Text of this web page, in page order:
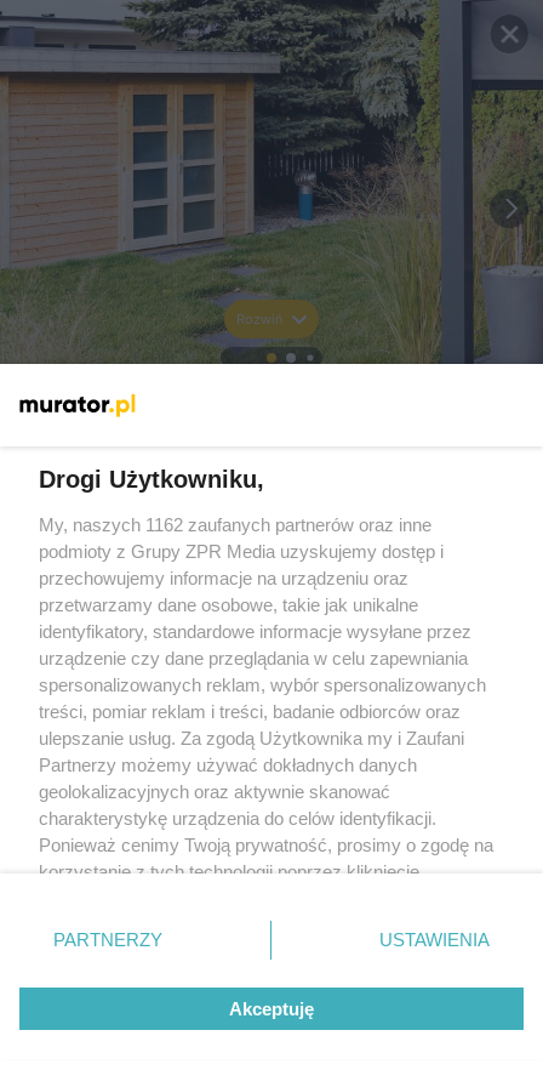
Rozwiń
Drogi Użytkowniku,
My, naszych 1162 zaufanych partnerów oraz inne
podmioty z Grupy ZPR Media uzyskujemy dostęp i
przechowujemy informacje na urządzeniu oraz
przetwarzamy dane osobowe, takie jak unikalne
identyfikatory, standardowe informacje wysyłane przez
urządzenie czy dane przeglądania w celu zapewniania
spersonalizowanych reklam, wybór spersonalizowanych
treści, pomiar reklam i treści, badanie odbiorców oraz
ulepszanie usług. Za zgodą Użytkownika my i Zaufani
Partnerzy możemy używać dokładnych danych
geolokalizacyjnych oraz aktywnie skanować
charakterystykę urządzenia do celów identyfikacji.
Ponieważ cenimy Twoją prywatność, prosimy o zgodę na
korzystanie z tych technologii poprzez kliknięcie
zmienić/wycofać klikając przycisk ustawień prywatności
znajdujący się w lewym dolnym rogu strony
rodzaje przetwarzania danych nie wymagają zgody
użytkownika, ale masz prawo sprzeciwić się takiemu
przetwarzaniu. Preferencje będą miały zastosowanie tylko
PARTNERZY USTAWIENIA
Akceptuję